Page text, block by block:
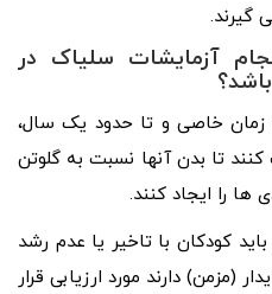
آزمایشات سلیاک در
تا مدت زمان خاصی و تا حدود یک سال،
تا بدن آنها نسبت به گلوتن
را ایجاد کنند.
کودکان با تاخیر یا عدم رشد
(مزمن) دارند مورد ارزیابی قرار